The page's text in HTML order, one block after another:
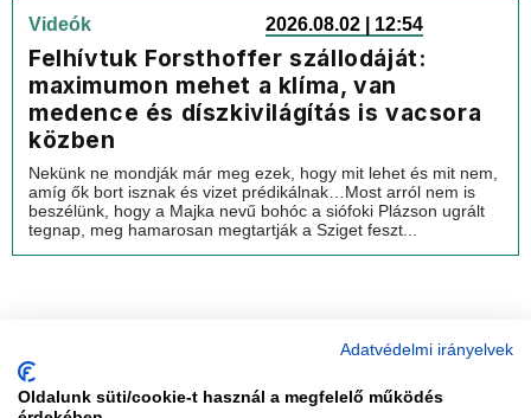
Videók 2026.08.02 | 12:54
Felhívtuk Forsthoffer szállodáját:
maximumon mehet a klíma, van
medence és díszkivilágítás is vacsora
közben
Nekünk ne mondják már meg ezek, hogy mit lehet és mit nem,
amíg ők bort isznak és vizet prédikálnak…Most arról nem is
beszélünk, hogy a Majka nevű bohóc a siófoki Plázson ugrált
tegnap, meg hamarosan megtartják a Sziget feszt...
Adatvédelmi irányelvek
Oldalunk süti/cookie-t használ a megfelelő működés